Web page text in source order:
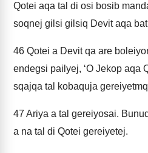
Qotei aqa tal di osi bosib
soqnej gilsi gilsiq Devit aqa
46 Qotei a Devit qa are
endegsi pailyej, ‘O Jekop aqa
sqajqa tal kobaquja
47 Ariya a tal gereiyosai.
a na tal di Qotei gereiyetej.